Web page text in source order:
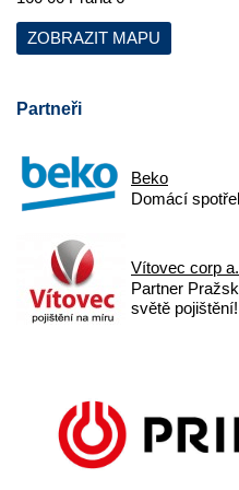
ZOBRAZIT MAPU
Partneři
Beko
Domácí
Vítovec corp
Partner
světě pojištění!